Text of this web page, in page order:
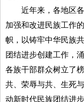
近年来，各地区
加强和改进民族工作
帜，以铸牢中华民族
团结进步创建工作，
各族干部群众树立了
共、荣辱与共、生死
动新时代民族团结进